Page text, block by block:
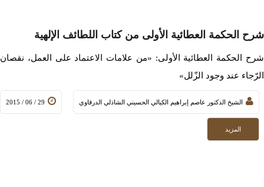
شرح الحكمة العطائية الأولى من كتاب اللطائف الإلهية
شرح الحكمة العطائية الأولى: «من علامات الاعتماد على العمل، نقصان
الرّجاء عند وجود الزّلل»
الشيخ الدكتور عاصم إبراهيم الكيالي الحسيني الشاذلي الدرقاوي 29 / 06 / 2015
المزيد